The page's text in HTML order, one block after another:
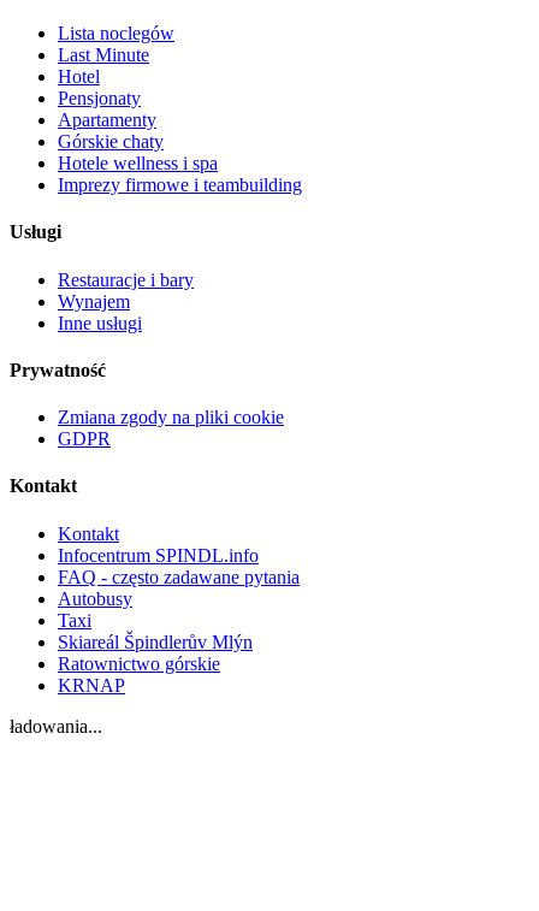
Lista noclegów
Last Minute
Hotel
Pensjonaty
Apartamenty
Górskie chaty
Hotele wellness i spa
Imprezy firmowe i teambuilding
Usługi
Restauracje i bary
Wynajem
Inne usługi
Prywatność
Zmiana zgody na pliki cookie
GDPR
Kontakt
Kontakt
Infocentrum SPINDL.info
FAQ - często zadawane pytania
Autobusy
Taxi
Skiareál Špindlerův Mlýn
Ratownictwo górskie
KRNAP
ładowania...